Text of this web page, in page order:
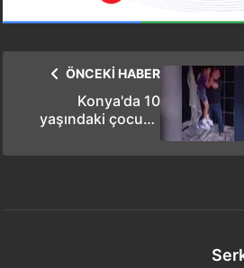
ÖNCEKİ HABER
Konya'da 10
yaşındaki çocuğa
yere fırlattı! O anlar